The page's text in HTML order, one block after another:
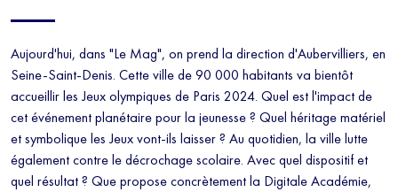
Aujourd'hui, dans "Le Mag", on prend la direction d'Aubervilliers, en
Seine-Saint-Denis. Cette ville de 90 000 habitants va bientôt
accueillir les Jeux olympiques de Paris 2024. Quel est l'impact de
cet événement planétaire pour la jeunesse ? Quel héritage matériel
et symbolique les Jeux vont-ils laisser ? Au quotidien, la ville lutte
également contre le décrochage scolaire. Avec quel dispositif et
quel résultat ? Que propose concrètement la Digitale Académie,